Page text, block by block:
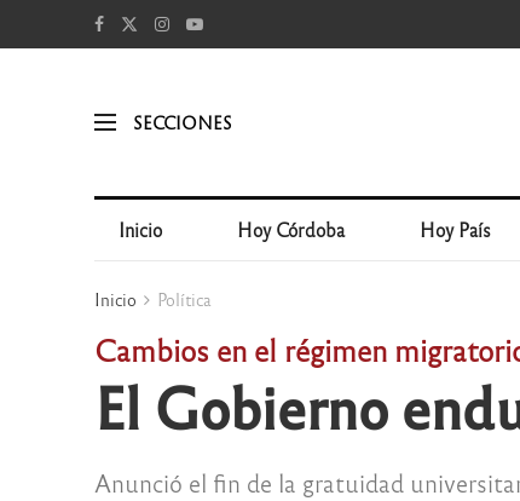
SECCIONES
Inicio Hoy Córdoba Hoy País
Inicio Política
Cambios en el régimen
El Gobierno
Anunció el fin de la gratuidad